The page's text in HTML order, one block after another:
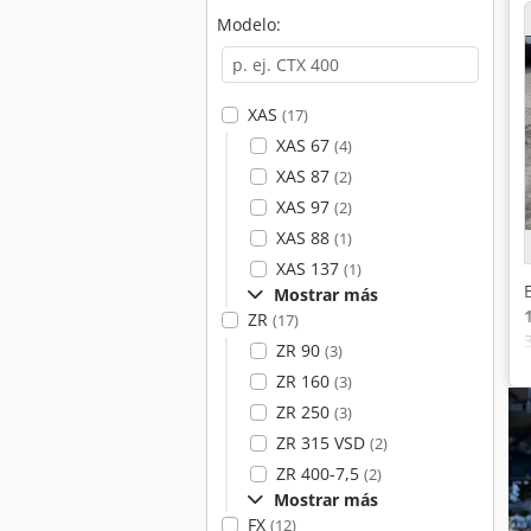
Modelo:
XAS (17)
XAS 67 (4)
XAS 87 (2)
XAS 97 (2)
XAS 88 (1)
XAS 137 (1)
Mostrar más
ZR (17)
ZR 90 (3)
ZR 160 (3)
ZR 250 (3)
ZR 315 VSD (2)
ZR 400-7,5 (2)
Mostrar más
FX (12)